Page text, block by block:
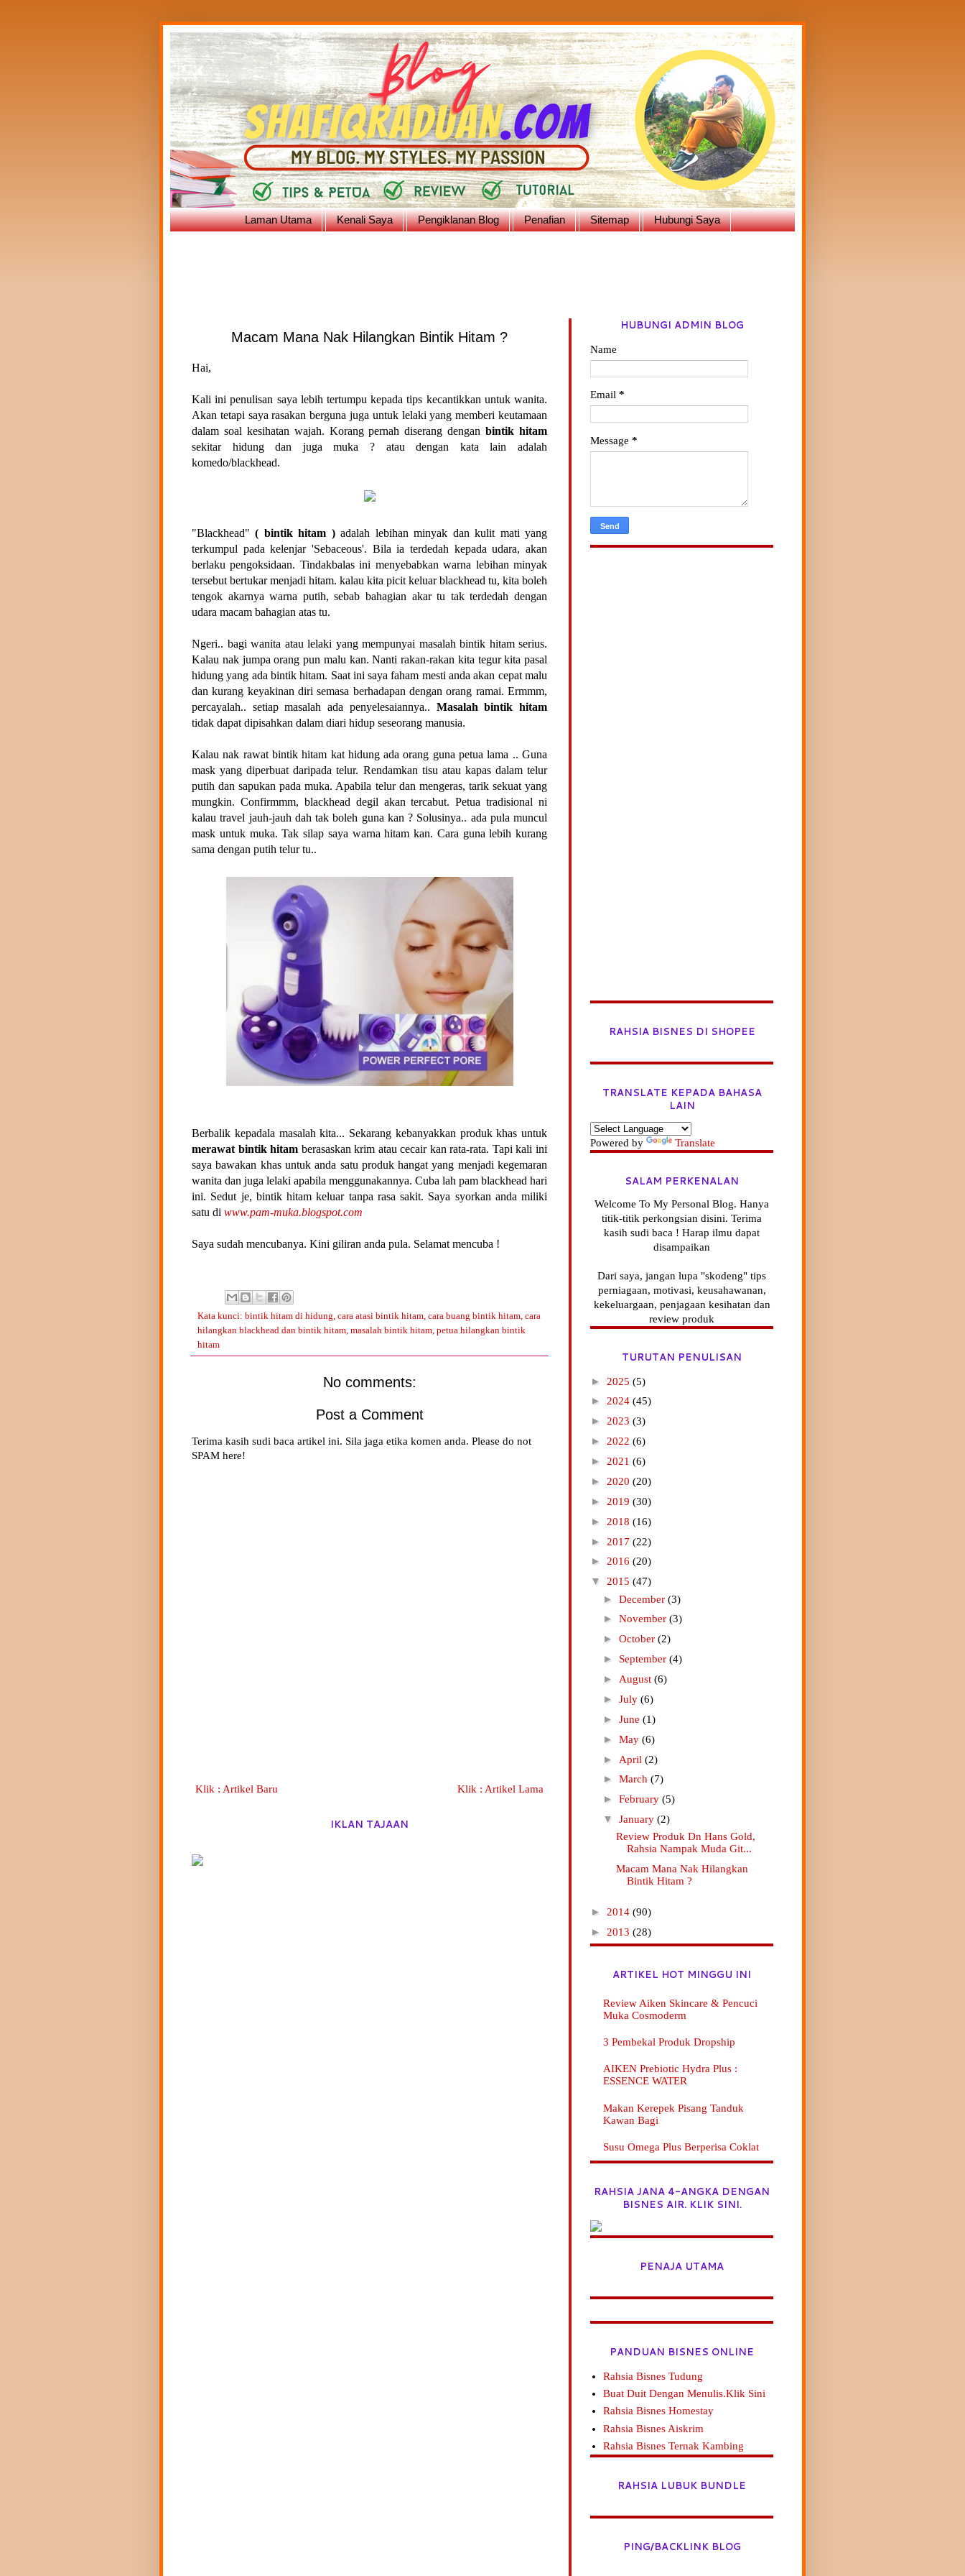
Laman Utama Kenali Saya Pengiklanan Blog Penafian Sitemap Hubungi Saya
Macam Mana Nak Hilangkan Bintik Hitam ?
Hai,
Kali ini penulisan saya lebih tertumpu kepada tips kecantikkan untuk wanita.
Akan tetapi saya rasakan berguna juga untuk lelaki yang memberi keutamaan
dalam soal kesihatan wajah. Korang pernah diserang denganbintik hitam
sekitar hidung dan juga muka ? atau dengan kata lain adalah
komedo/blackhead.
"Blackhead"( bintik hitam )adalah lebihan minyak dan kulit mati yang
terkumpul pada kelenjar 'Sebaceous'. Bila ia terdedah kepada udara, akan
berlaku pengoksidaan. Tindakbalas ini menyebabkan warna lebihan minyak
tersebut bertukar menjadi hitam. kalau kita picit keluar blackhead tu, kita boleh
tengok akarnya warna putih, sebab bahagian akar tu tak terdedah dengan
udara macam bahagian atas tu.
Ngeri.. bagi wanita atau lelaki yang mempunyai masalah bintik hitam serius.
Kalau nak jumpa orang pun malu kan. Nanti rakan-rakan kita tegur kita pasal
hidung yang ada bintik hitam. Saat ini saya faham mesti anda akan cepat malu
dan kurang keyakinan diri semasa berhadapan dengan orang ramai. Ermmm,
percayalah.. setiap masalah ada penyelesaiannya.. Masalah bintik hitam
tidak dapat dipisahkan dalam diari hidup seseorang manusia.
Kalau nak rawat bintik hitam kat hidung ada orang guna petua lama .. Guna
mask yang diperbuat daripada telur. Rendamkan tisu atau kapas dalam telur
putih dan sapukan pada muka. Apabila telur dan mengeras, tarik sekuat yang
mungkin. Confirmmm, blackhead degil akan tercabut. Petua tradisional ni
kalau travel jauh-jauh dah tak boleh guna kan ? Solusinya.. ada pula muncul
mask untuk muka. Tak silap saya warna hitam kan. Cara guna lebih kurang
sama dengan putih telur tu..
Berbalik kepadala masalah kita... Sekarang kebanyakkan produk khas untuk
merawat bintik hitam berasaskan krim atau cecair kan rata-rata. Tapi kali ini
saya bawakan khas untuk anda satu produk hangat yang menjadi kegemaran
wanita dan juga lelaki apabila menggunakannya. Cuba lah pam blackhead hari
ini. Sedut je, bintik hitam keluar tanpa rasa sakit. Saya syorkan anda miliki
satu di www.pam-muka.blogspot.com
Saya sudah mencubanya. Kini giliran anda pula. Selamat mencuba !
Kata kunci: bintik hitam di hidung, cara atasi bintik hitam, cara buang bintik hitam, cara
hilangkan blackhead dan bintik hitam, masalah bintik hitam, petua hilangkan bintik
hitam
No comments:
Post a Comment
Terima kasih sudi baca artikel ini. Sila jaga etika komen anda. Please do not
SPAM here!
Klik : Artikel Baru Klik : Artikel Lama
IKLAN TAJAAN
HUBUNGI ADMIN BLOG
Name
Email *
Message *
RAHSIA BISNES DI SHOPEE
TRANSLATE KEPADA BAHASA
LAIN
Powered by Translate
SALAM PERKENALAN
Welcome To My Personal Blog. Hanya
titik-titik perkongsian disini. Terima
kasih sudi baca ! Harap ilmu dapat
disampaikan
Dari saya, jangan lupa "skodeng" tips
perniagaan, motivasi, keusahawanan,
kekeluargaan, penjagaan kesihatan dan
review produk
TURUTAN PENULISAN
► 2025 (5)
► 2024 (45)
► 2023 (3)
► 2022 (6)
► 2021 (6)
► 2020 (20)
► 2019 (30)
► 2018 (16)
► 2017 (22)
► 2016 (20)
▼ 2015 (47)
►December(3)
►November(3)
►October(2)
► September(4)
► August(6)
►July(6)
►June(1)
►May(6)
► April(2)
►March(7)
►February(5)
▼January(2)
Review Produk Dn Hans Gold,
Rahsia Nampak Muda Git...
Macam Mana Nak Hilangkan
Bintik Hitam ?
► 2014 (90)
► 2013 (28)
ARTIKEL HOT MINGGU INI
Review Aiken Skincare & Pencuci
Muka Cosmoderm
3 Pembekal Produk Dropship
AIKEN Prebiotic Hydra Plus :
ESSENCE WATER
Makan Kerepek Pisang Tanduk
Kawan Bagi
Susu Omega Plus Berperisa Coklat
RAHSIA JANA 4-ANGKA DENGAN
BISNES AIR. KLIK SINI.
PENAJA UTAMA
PANDUAN BISNES ONLINE
Rahsia Bisnes Tudung
Buat Duit Dengan Menulis.Klik Sini
Rahsia Bisnes Homestay
Rahsia Bisnes Aiskrim
Rahsia Bisnes Ternak Kambing
RAHSIA LUBUK BUNDLE
PING/BACKLINK BLOG